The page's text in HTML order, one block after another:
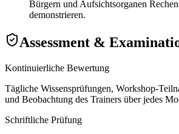
Bürgern und Aufsichtsorganen
demonstrieren.
Assessment &
Kontinuierliche Bewertung
Tägliche Wissensprüfungen, Workshop-
und Beobachtung des Trainers über jedes
Schriftliche Prüfung